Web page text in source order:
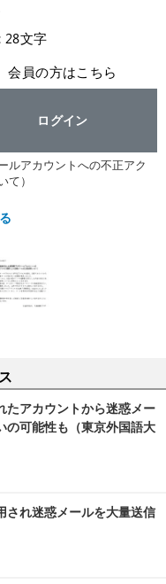
28文字
会員の方はこちら
ログイン
ルアカウントへの不正アク
）
たアカウントから迷惑メー
の可能性も（東京外国語大
され迷惑メールを大量送信